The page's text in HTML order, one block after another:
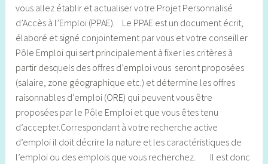
vous allez établir et actualiser votre Projet Personnalisé
d’Accès à l’Emploi (PPAE). Le PPAE est un document écrit,
élaboré et signé conjointement par vous et votre conseiller
Pôle Emploi qui sert principalement à fixer les critères à
partir desquels des offres d’emploi vous seront proposées
(salaire, zone géographique etc.) et détermine les offres
raisonnables d’emploi (ORE) qui peuvent vous être
proposées par le Pôle Emploi et que vous êtes tenu
d’accepter.Correspondant à votre recherche active
d’emploi il doit décrire la nature et les caractéristiques de
l’emploi ou des emplois que vous recherchez. Il est donc